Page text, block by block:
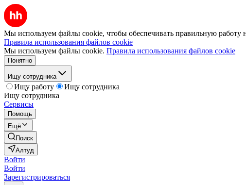
Мы используем файлы cookie, чтобы обеспечивать правильную работу
Правила использования файлов cookie
Мы используем файлы cookie. Правила использования файлов cookie
Понятно
Ищу сотрудника
Ищу работу
Ищу сотрудника
Ищу сотрудника
Сервисы
Помощь
Ещё
Поиск
Алтуд
Войти
Войти
Зарегистрироваться